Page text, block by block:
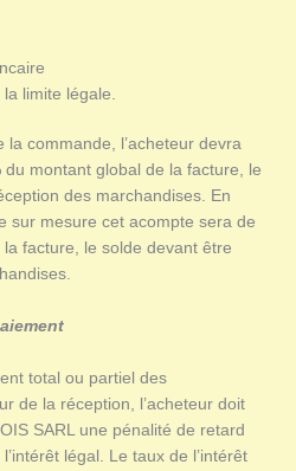
limite légale.
la commande, l’acheteur devra
montant global de la facture, le
des marchandises. En
sur mesure cet acompte sera de
facture, le solde devant être
total ou partiel des
de la réception, l’acheteur doit
SARL une pénalité de retard
légal. Le taux de l’intérêt